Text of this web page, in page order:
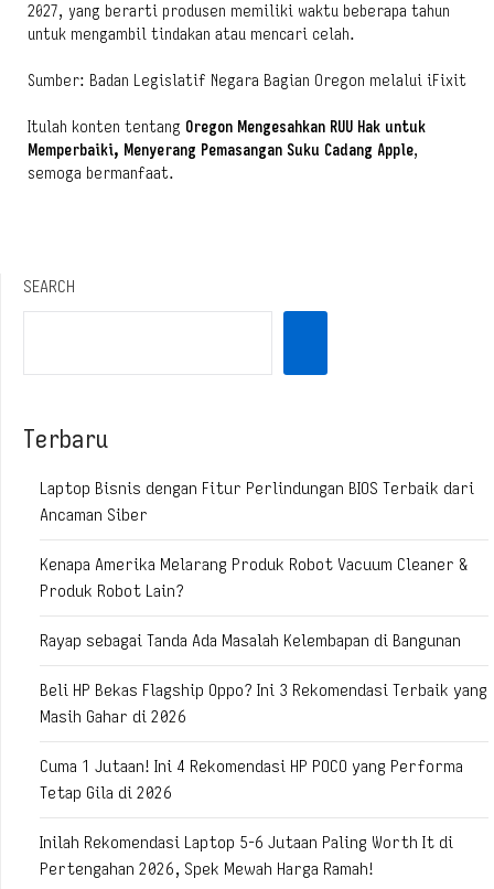
2027, yang berarti produsen memiliki waktu beberapa tahun
untuk mengambil tindakan atau mencari celah.
Sumber: Badan Legislatif Negara Bagian Oregon melalui iFixit
Itulah konten tentang Oregon Mengesahkan RUU Hak untuk
Memperbaiki, Menyerang Pemasangan Suku Cadang Apple,
semoga bermanfaat.
SEARCH
Terbaru
Laptop Bisnis dengan Fitur Perlindungan BIOS Terbaik dari
Ancaman Siber
Kenapa Amerika Melarang Produk Robot Vacuum Cleaner &
Produk Robot Lain?
Rayap sebagai Tanda Ada Masalah Kelembapan di Bangunan
Beli HP Bekas Flagship Oppo? Ini 3 Rekomendasi Terbaik yang
Masih Gahar di 2026
Cuma 1 Jutaan! Ini 4 Rekomendasi HP POCO yang Performa
Tetap Gila di 2026
Inilah Rekomendasi Laptop 5-6 Jutaan Paling Worth It di
Pertengahan 2026, Spek Mewah Harga Ramah!